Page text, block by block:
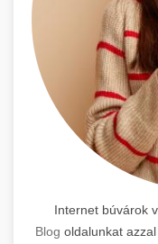
Internet búvárok
Blog oldalunkat